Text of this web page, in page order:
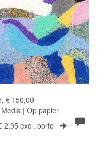
€ 150,00
| Op papier
2,95 excl. porto